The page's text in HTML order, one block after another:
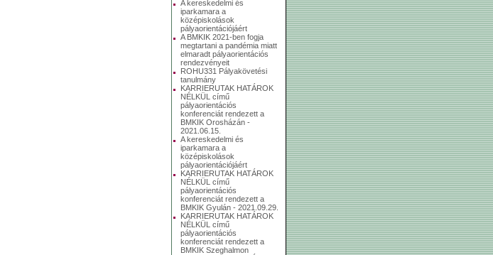
A kereskedelmi és
iparkamara a
középiskolások
pályaorientációjáért
A BMKIK 2021-ben fogja
megtartani a pandémia miatt
elmaradt pályaorientációs
rendezvényeit
ROHU331 Pályakövetési
tanulmány
KARRIERUTAK HATÁROK
NÉLKÜL című
pályaorientációs
konferenciát rendezett a
BMKIK Orosházán -
2021.06.15.
A kereskedelmi és
iparkamara a
középiskolások
pályaorientációjáért
KARRIERUTAK HATÁROK
NÉLKÜL című
pályaorientációs
konferenciát rendezett a
BMKIK Gyulán - 2021.09.29.
KARRIERUTAK HATÁROK
NÉLKÜL című
pályaorientációs
konferenciát rendezett a
BMKIK Szeghalmon